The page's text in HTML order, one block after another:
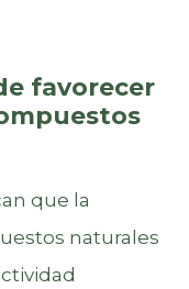
favorecer
que la
naturales